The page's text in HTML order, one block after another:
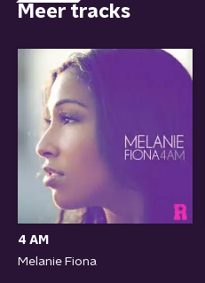
Meer tracks
4 AM
Melanie Fiona